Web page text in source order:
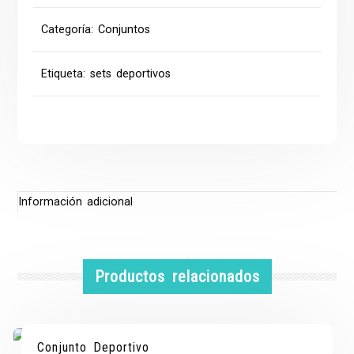
Categoría:Conjuntos
Etiqueta:sets deportivos
Información adicional
Productos relacionados
Conjunto Deportivo